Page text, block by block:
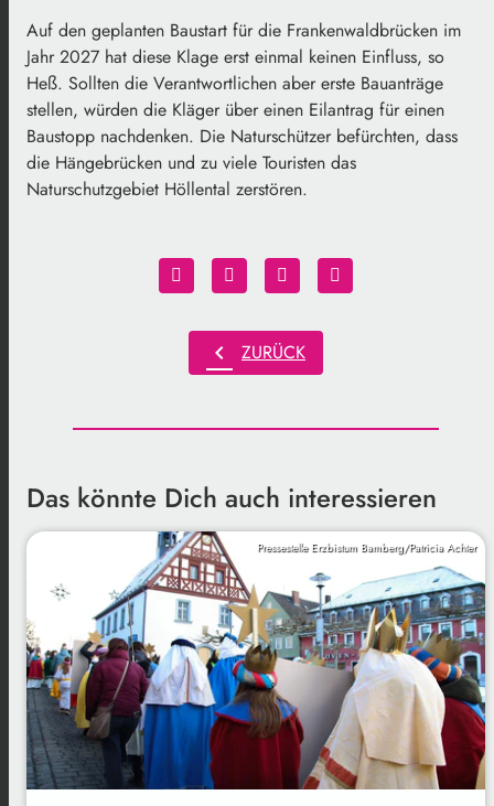
Auf den geplanten Baustart für die Frankenwaldbrücken im
Jahr 2027 hat diese Klage erst einmal keinen Einfluss, so
Heß. Sollten die Verantwortlichen aber erste Bauanträge
stellen, würden die Kläger über einen Eilantrag für einen
Baustopp nachdenken. Die Naturschützer befürchten, dass
die Hängebrücken und zu viele Touristen das
Naturschutzgebiet Höllental zerstören.
chevron_left ZURÜCK
Das könnte Dich auch interessieren
Pressestelle Erzbistum Bamberg/Patricia Achter